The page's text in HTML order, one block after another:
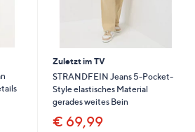
Zuletzt im TV
STRANDFEIN Jeans 5-Pocket-
Style elastisches Material
gerades weites Bein
€ 69,99